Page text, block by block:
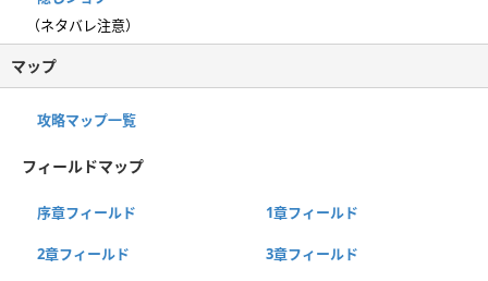
（ネタバレ注意）
マップ
攻略マップ一覧
フィールドマップ
序章フィールド 1章フィールド
2章フィールド 3章フィールド